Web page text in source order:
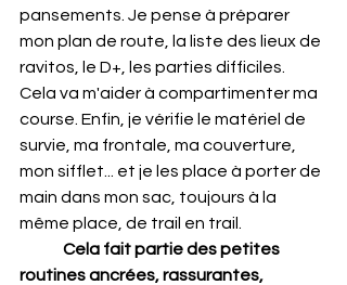
pansements. Je pense à préparer
mon plan de route, la liste des lieux de
ravitos, le D+, les parties difficiles.
Cela va m'aider à compartimenter ma
course. Enfin, je vérifie le matériel de
survie, ma frontale, ma couverture,
mon sifflet... et je les place à porter de
main dans mon sac, toujours à la
même place, de trail en trail.
Cela fait partie des petites
routines ancrées, rassurantes,